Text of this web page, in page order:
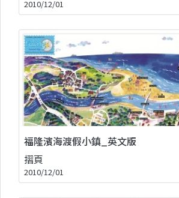
2010/12/01
福隆濱海渡假小鎮_英文版
摺頁
2010/12/01